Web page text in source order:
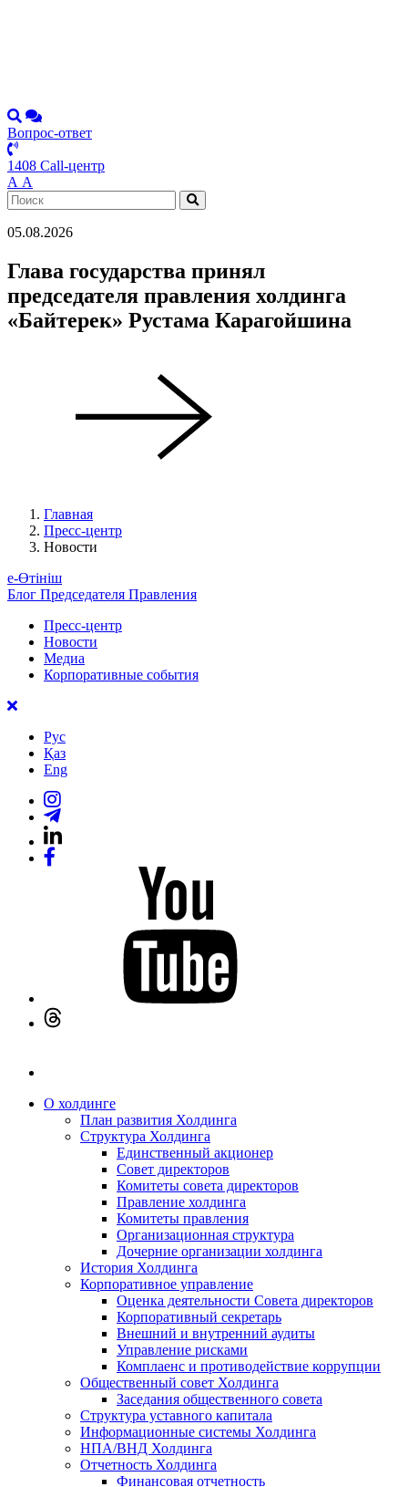
Вопрос-ответ
1408 Call-центр
А А
05.08.2026
Глава государства принял
председателя правления холдинга
«Байтерек» Рустама Карагойшина
Главная
Пресс-центр
Новости
е-Өтініш
Блог Председателя Правления
Пресс-центр
Новости
Медиа
Корпоративные события
Рус
Қаз
Eng
О холдинге
План развития Холдинга
Структура Холдинга
Единственный акционер
Совет директоров
Комитеты совета директоров
Правление холдинга
Комитеты правления
Организационная структура
Дочерние организации холдинга
История Холдинга
Корпоративное управление
Оценка деятельности Совета директоров
Корпоративный секретарь
Внешний и внутренний аудиты
Управление рисками
Комплаенс и противодействие коррупции
Общественный совет Холдинга
Заседания общественного совета
Структура уставного капитала
Информационные системы Холдинга
НПА/ВНД Холдинга
Отчетность Холдинга
Финансовая отчетность